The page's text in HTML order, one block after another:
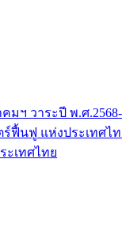
ฯ วาระปี พ.ศ.2568-
ฟื้นฟู แห่งประเทศไท
เทศไทย